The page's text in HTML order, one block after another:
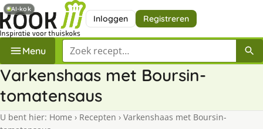
Inloggen Registreren
Menu Zoek een recept
Varkenshaas met Boursin-
tomatensaus
U bent hier: Home › Recepten › Varkenshaas met Boursin-
AI-kok